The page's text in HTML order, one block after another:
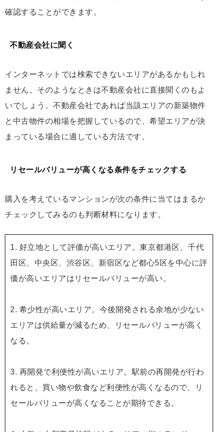
確認することができます。
不動産会社に聞く
インターネットでは検索できないエリアがあるかもしれ
ません。そのようなときは不動産会社に直接聞くのもよ
いでしょう。不動産会社であれば当該エリアの新築物件
と中古物件の相場を把握しているので、希望エリアが決
まっている場合に適している方法です。
リセールバリューが高くなる条件をチェックする
購入を考えているマンションが次の条件に当てはまるか
チェックしてみるのも判断材料になります。
1. 好立地として評価が高いエリア。東京都港区、千代
田区、中央区、渋谷区、新宿区など都心5区を中心に評
価が高いエリアはリセールバリューが高い。
2. 希少性が高いエリア。今後開発される余地が少ない
エリアは供給量が減るため、リセールバリューが高く
なる。
3. 再開発で利便性が高いエリア。駅前の再開発が行わ
れると、買い物や飲食など利便性が高くなるので、リ
セールバリューが高くなることが期待できる。